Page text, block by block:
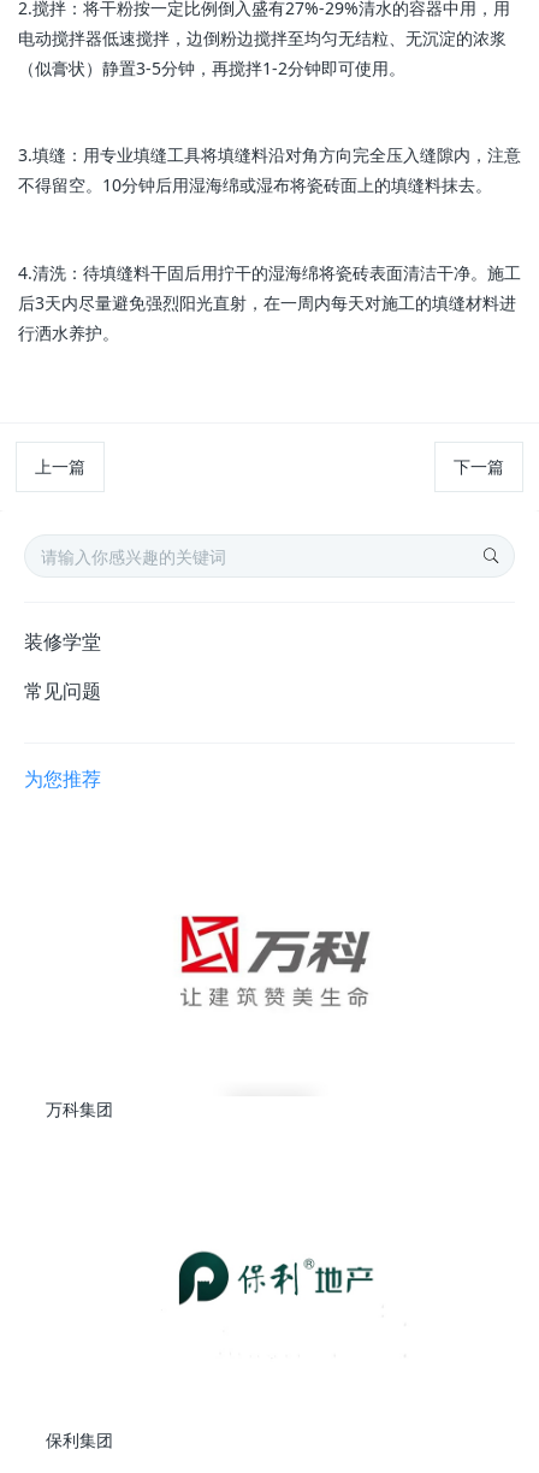
2.搅拌：将干粉按一定比例倒入盛有27%-29%清水的容器中用，用
电动搅拌器低速搅拌，边倒粉边搅拌至均匀无结粒、无沉淀的浓浆
（似膏状）静置3-5分钟，再搅拌1-2分钟即可使用。
3.填缝：用专业填缝工具将填缝料沿对角方向完全压入缝隙内，注意
不得留空。10分钟后用湿海绵或湿布将瓷砖面上的填缝料抹去。
4.清洗：待填缝料干固后用拧干的湿海绵将瓷砖表面清洁干净。施工
后3天内尽量避免强烈阳光直射，在一周内每天对施工的填缝材料进
行洒水养护。
上一篇 下一篇
装修学堂
常见问题
为您推荐
万科集团
保利集团